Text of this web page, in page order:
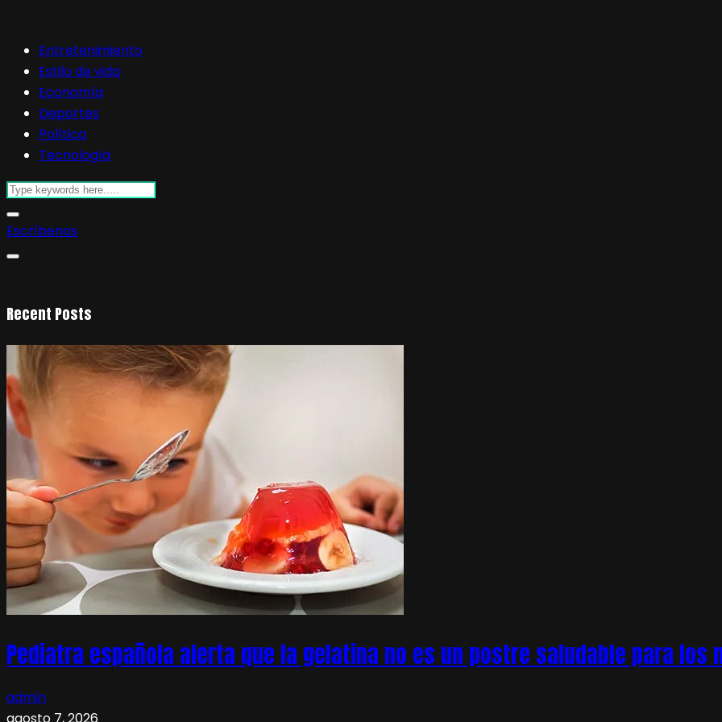
Entretenimiento
Estilo de vida
Economía
Deportes
Política
Tecnología
Escríbenos
Recent Posts
Pediatra española alerta que la gelatina no es un postre saludable para los
admin